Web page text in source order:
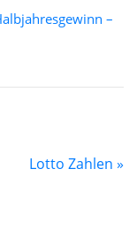
–
Lotto Zahlen »